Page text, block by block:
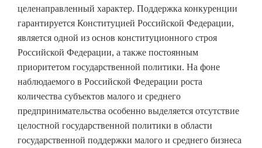
целенаправленный характер. Поддержка конкуренции
гарантируется Конституцией Российской Федерации,
является одной из основ конституционного строя
Российской Федерации, а также постоянным
приоритетом государственной политики. На фоне
наблюдаемого в Российской Федерации роста
количества субъектов малого и среднего
предпринимательства особенно выделяется отсутствие
целостной государственной политики в области
государственной поддержки малого и среднего бизнеса